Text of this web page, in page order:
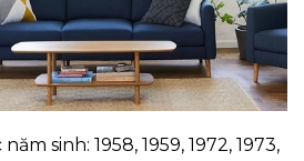
sinh: 1958, 1959, 1972, 1973,